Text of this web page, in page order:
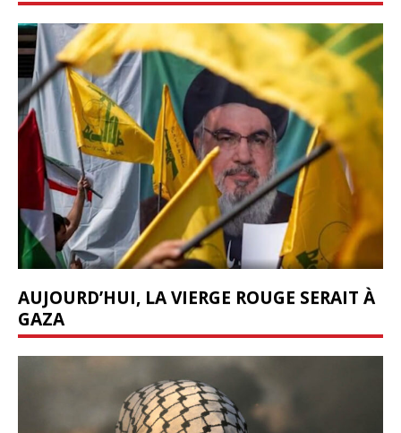
AUJOURD’HUI, LA VIERGE ROUGE SERAIT À
GAZA